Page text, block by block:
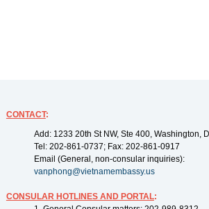
CONTACT:
Add: 1233 20th St NW, Ste 400, Washington,
Tel: 202-861-0737; Fax: 202-861-0917
Email (General, non-consular inquiries):
vanphong@vietnamembassy.us
CONSULAR HOTLINES AND PORTAL: